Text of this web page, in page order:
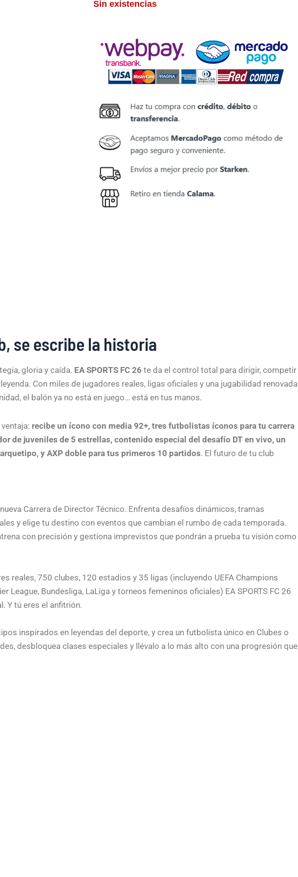
Sin existencias
se escribe la historia
gloria y caída. EA SPORTS FC 26 te da el control total para dirigir, competir
Con miles de jugadores reales, ligas oficiales y una jugabilidad renovada
el balón ya no está en juego… está en tus manos.
recibe un ícono con media 92+, tres futbolistas íconos para tu carrera
de juveniles de 5 estrellas, contenido especial del desafío DT en vivo, un
y AXP doble para tus primeros 10 partidos. El futuro de tu club
Carrera de Director Técnico. Enfrenta desafíos dinámicos, tramas
y elige tu destino con eventos que cambian el rumbo de cada temporada.
con precisión y gestiona imprevistos que pondrán a prueba tu visión como
reales, 750 clubes, 120 estadios y 35 ligas (incluyendo UEFA Champions
League, Bundesliga, LaLiga y torneos femeninos oficiales) EA SPORTS FC 26
Y tú eres el anfitrión.
inspirados en leyendas del deporte, y crea un futbolista único en Clubes o
desbloquea clases especiales y llévalo a lo más alto con una progresión que